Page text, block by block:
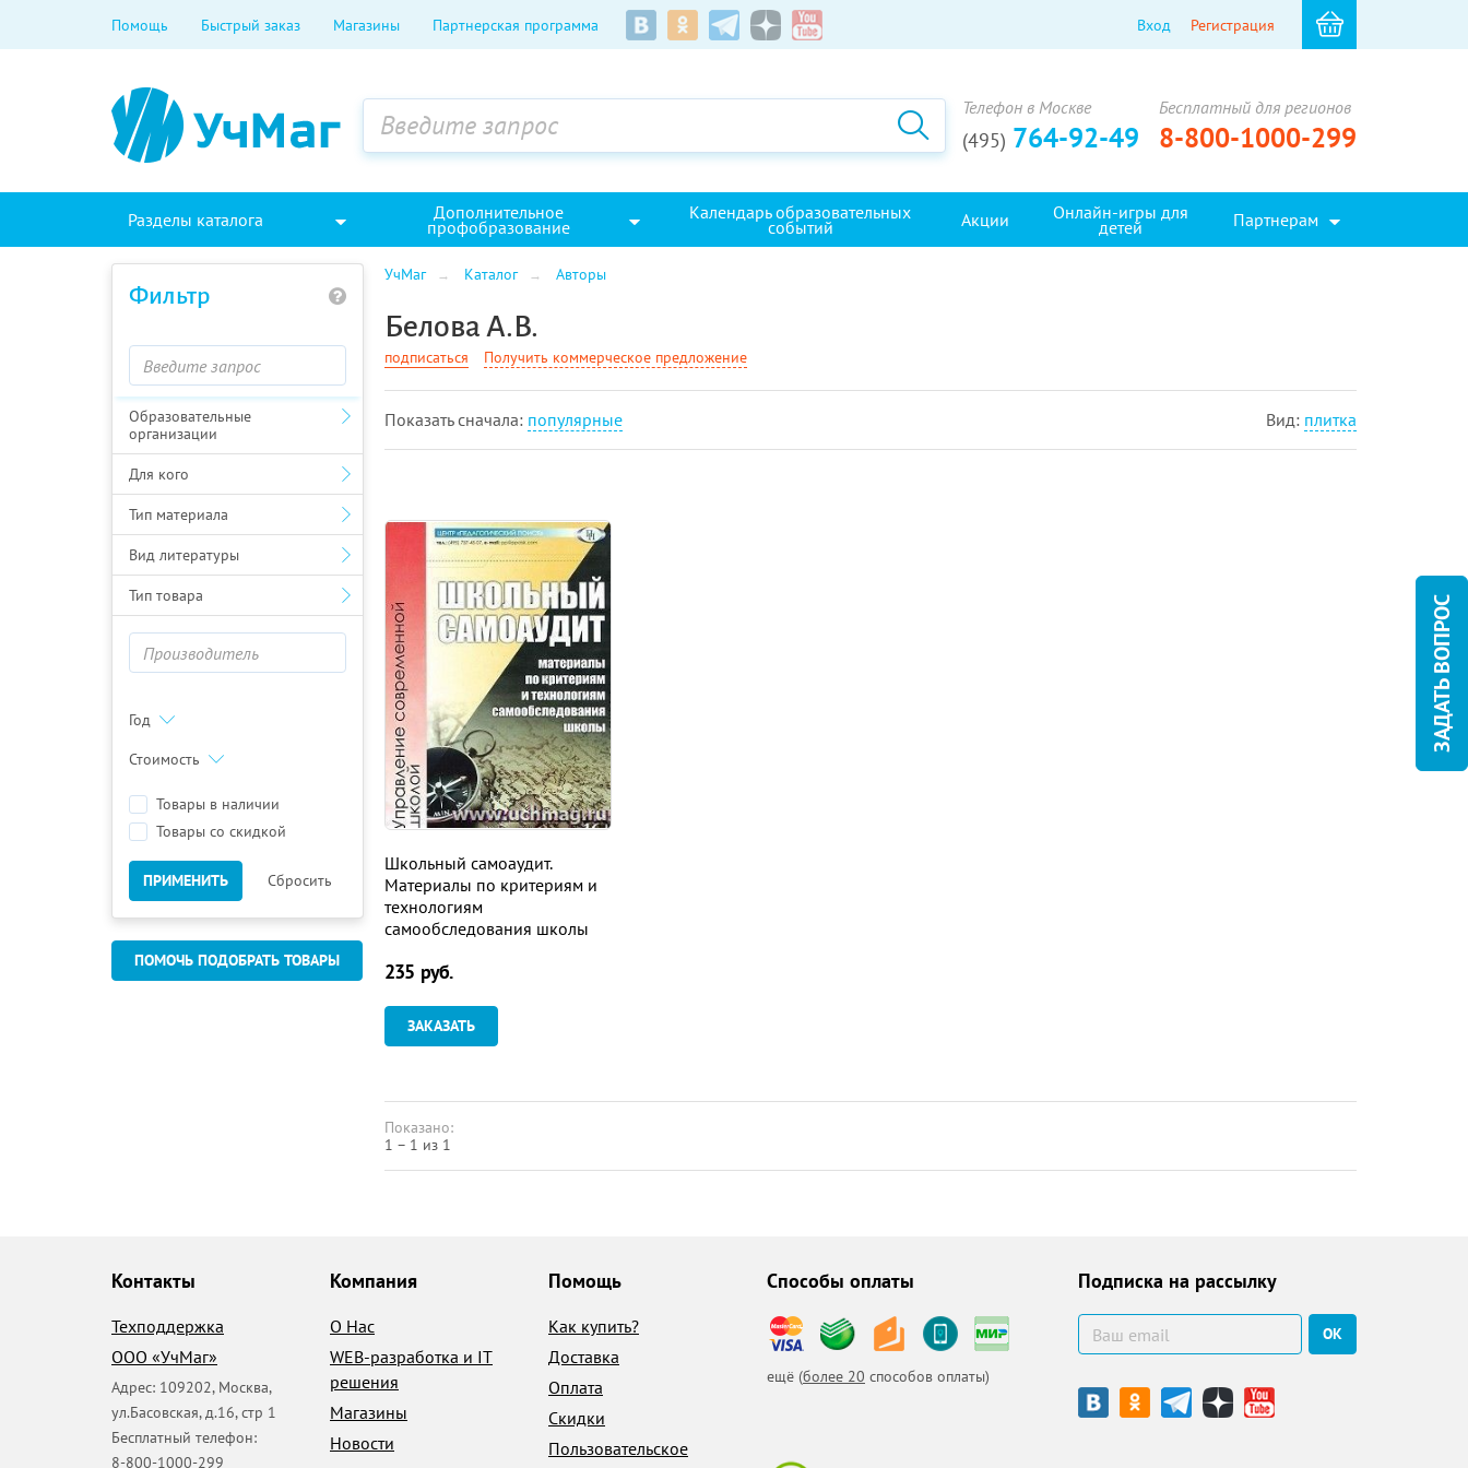
Помощь Быстрый заказ Магазины Партнерская программа Вход Регистрация
Телефон в Москве
(495) 764-92-49
Бесплатный для регионов
8-800-1000-299
Разделы каталога Дополнительное
профобразование
Календарь образовательных
событий Акции Онлайн-игры для
детей Партнерам
Фильтр
Образовательные
организации
Для кого
Тип материала
Вид литературы
Тип товара
Год
Стоимость
Товары в наличии
Товары со скидкой
ПРИМЕНИТЬ Сбросить
ПОМОЧЬ ПОДОБРАТЬ ТОВАРЫ
УчМаг Каталог Авторы
Белова А.В.
подписаться Получить коммерческое предложение
Показать cначала: популярные Вид: плитка
Школьный самоаудит.
Материалы по критериям и
технологиям
самообследования школы
235 руб.
ЗАКАЗАТЬ
Показано:
1 – 1 из 1
Контакты
Техподдержка
ООО «УчМаг»
Адрес: 109202, Москва,
ул.Басовская, д.16, стр 1
Бесплатный телефон:
8-800-1000-299
Компания
О Нас
WEB-разработка и IT
решения
Магазины
Новости
Помощь
Как купить?
Доставка
Оплата
Скидки
Пользовательское
Способы оплаты
ещё (более 20 способов оплаты)
Подписка на рассылку
ОК
ЗАДАТЬ ВОПРОС